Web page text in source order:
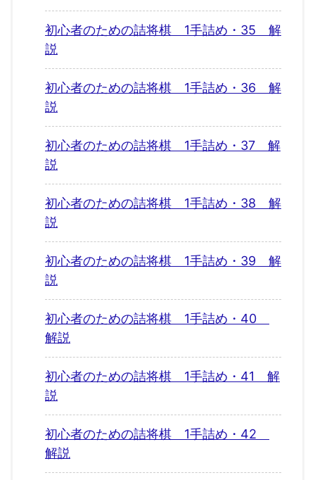
初心者のための詰将棋 1手詰め・35 解
説
初心者のための詰将棋 1手詰め・36 解
説
初心者のための詰将棋 1手詰め・37 解
説
初心者のための詰将棋 1手詰め・38 解
説
初心者のための詰将棋 1手詰め・39 解
説
初心者のための詰将棋 1手詰め・40
解説
初心者のための詰将棋 1手詰め・41 解
説
初心者のための詰将棋 1手詰め・42
解説